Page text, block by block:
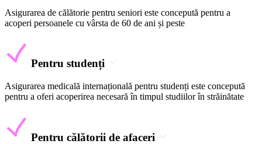
Asigurarea de călătorie pentru seniori este concepută pentru a
acoperi persoanele cu vârsta de 60 de ani și peste
Pentru studenți
Asigurarea medicală internațională pentru studenți este concepută
pentru a oferi acoperirea necesară în timpul studiilor în străinătate
Pentru călătorii de afaceri